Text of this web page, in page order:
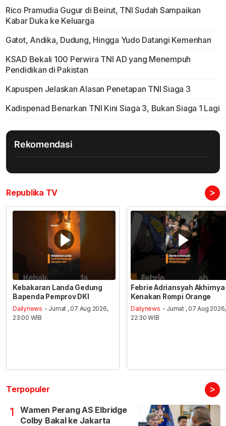
Rico Pramudia Gugur di Beirut, TNI Sudah Sampaikan
Kabar Duka ke Keluarga
Gatot, Andika, Dudung, Hingga Yudo Datangi Kemenhan
KSAD Bekali 100 Perwira TNI AD yang Menempuh
Pendidikan di Pakistan
Kapuspen Jelaskan Alasan Penetapan TNI Siaga 3
Kadispenad Benarkan TNI Kini Siaga 3, Bukan Siaga 1 Lagi
Rekomendasi
Republika TV >
Kebakaran Landa Gedung
Bapenda Pemprov DKI
Dailynews - Jumat , 07 Aug 2026,
23:00 WIB
Febrie Adriansyah Akhirnya
Kenakan Rompi Orange
Dailynews - Jumat , 07 Aug 2026,
22:30 WIB
Terpopuler >
1
Wamen Perang AS Elbridge
Colby Bakal ke Jakarta